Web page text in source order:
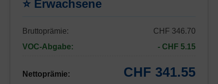
⭐ Erwachsene
Bruttoprämie:
CHF 346.70
VOC-Abgabe:
- CHF 5.15
Nettoprämie: CHF 341.55